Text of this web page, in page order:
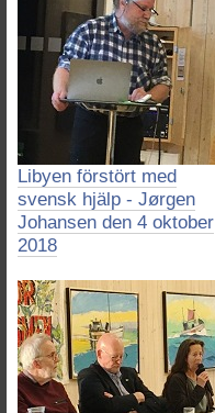
Libyen förstört med
svensk hjälp - Jørgen
Johansen den 4 oktober
2018